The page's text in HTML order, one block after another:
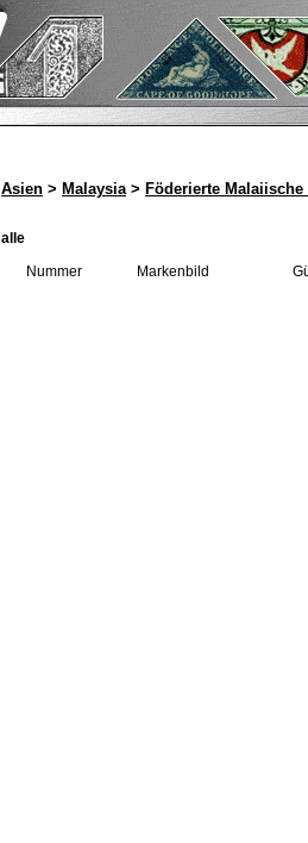
Asien > Malaysia> Föderierte Malaiische
alle
Nummer Markenbild